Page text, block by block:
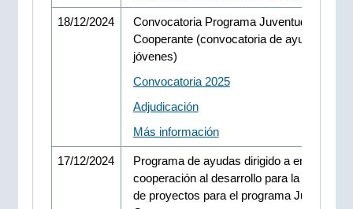
18/12/2024
Convocatoria Programa Juventud Vasca
Cooperante (convocatoria de ayuda para
jóvenes)
Convocatoria 2025
Adjudicación
Más información
17/12/2024
Programa de ayudas dirigido a entidades
cooperación al desarrollo para la
de proyectos para el programa Juventud